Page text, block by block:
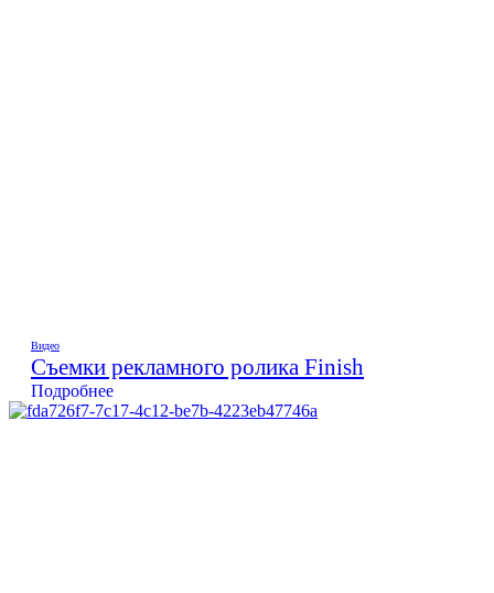
Видео
Съемки рекламного ролика Finish
Подробнее